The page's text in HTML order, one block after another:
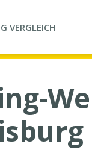
VERGLEICH